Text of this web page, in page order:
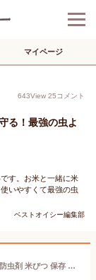
マイページ
643View 25コメント
る！最強の虫よ
す。お米と一緒に米
いやすくて最強の虫
ベストオイシー編集部
紀陽除虫菊 米びつ番長 6ヵ月用 日本製 米保存用防虫剤 米びつ 保存 防虫剤